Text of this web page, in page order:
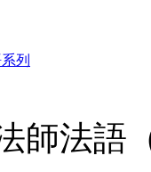
列
師法語